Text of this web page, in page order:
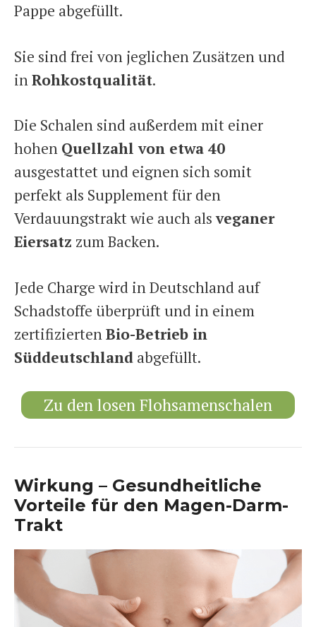
Pappe abgefüllt.
Sie sind frei von jeglichen Zusätzen und
inRohkostqualität.
Die Schalen sind außerdem mit einer
hohen Quellzahl von etwa 40
ausgestattet und eignen sich somit
perfekt als Supplement für den
Verdauungstrakt wie auch alsveganer
Eiersatz zum Backen.
Jede Charge wird in Deutschland auf
Schadstoffe überprüft und in einem
zertifiziertenBio-Betrieb in
Süddeutschland abgefüllt.
Zu den losen Flohsamenschalen
Wirkung – Gesundheitliche
Vorteile für den Magen-Darm-
Trakt